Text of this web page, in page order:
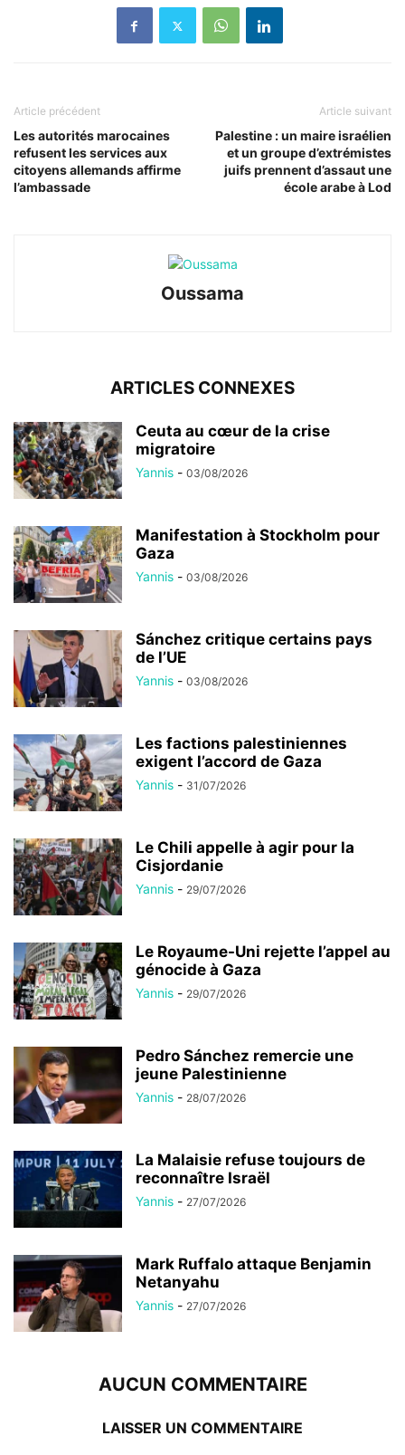
Article précédent
Les autorités marocaines
refusent les services aux
citoyens allemands affirme
l’ambassade
Article suivant
Palestine : un maire israélien
et un groupe d’extrémistes
juifs prennent d’assaut une
école arabe à Lod
Oussama
ARTICLES CONNEXES
Ceuta au cœur de la crise
migratoire
Yannis - 03/08/2026
Manifestation à Stockholm pour
Gaza
Yannis - 03/08/2026
Sánchez critique certains pays
de l’UE
Yannis - 03/08/2026
Les factions palestiniennes
exigent l’accord de Gaza
Yannis - 31/07/2026
Le Chili appelle à agir pour la
Cisjordanie
Yannis - 29/07/2026
Le Royaume-Uni rejette l’appel au
génocide à Gaza
Yannis - 29/07/2026
Pedro Sánchez remercie une
jeune Palestinienne
Yannis - 28/07/2026
La Malaisie refuse toujours de
reconnaître Israël
Yannis - 27/07/2026
Mark Ruffalo attaque Benjamin
Netanyahu
Yannis - 27/07/2026
AUCUN COMMENTAIRE
LAISSER UN COMMENTAIRE